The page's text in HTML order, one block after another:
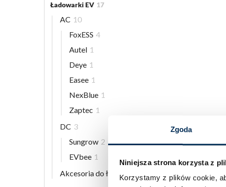
Zgoda
Niniejsza strona korzysta z
Korzystamy z plików cookie,
Ładowarki EV 17
AC 10
FoxESS 4
Autel 1
Deye 1
Easee 1
NexBlue 1
Zaptec 1
DC 3
Sungrow 2
EVbee 1
Akcesoria do ładowarek EV